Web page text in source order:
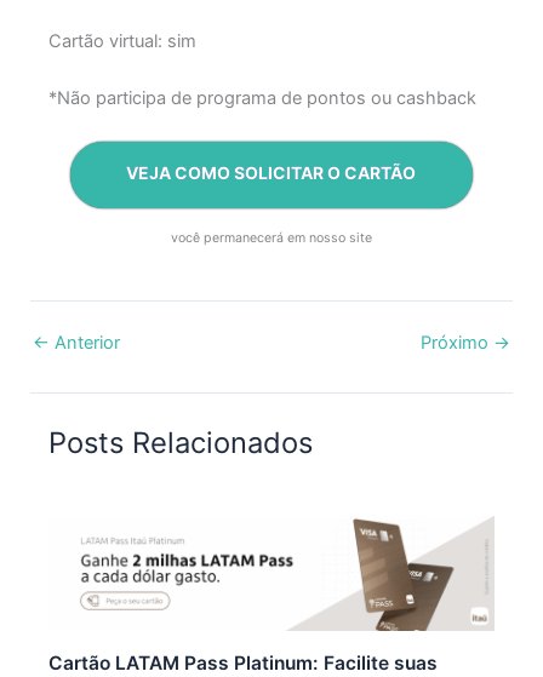
Cartão virtual: sim
*Não participa de programa de pontos ou cashback
VEJA COMO SOLICITAR O CARTÃO
você permanecerá em nosso site
← Anterior Próximo →
Posts Relacionados
Cartão LATAM Pass Platinum: Facilite suas